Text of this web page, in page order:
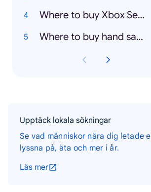
Where to buy Xbox Series X
Where to buy hand sanitizer
Upptäck lokala sökningar
Se vad människor nära dig letade
lyssna på, äta och mer i år.
Läs mer